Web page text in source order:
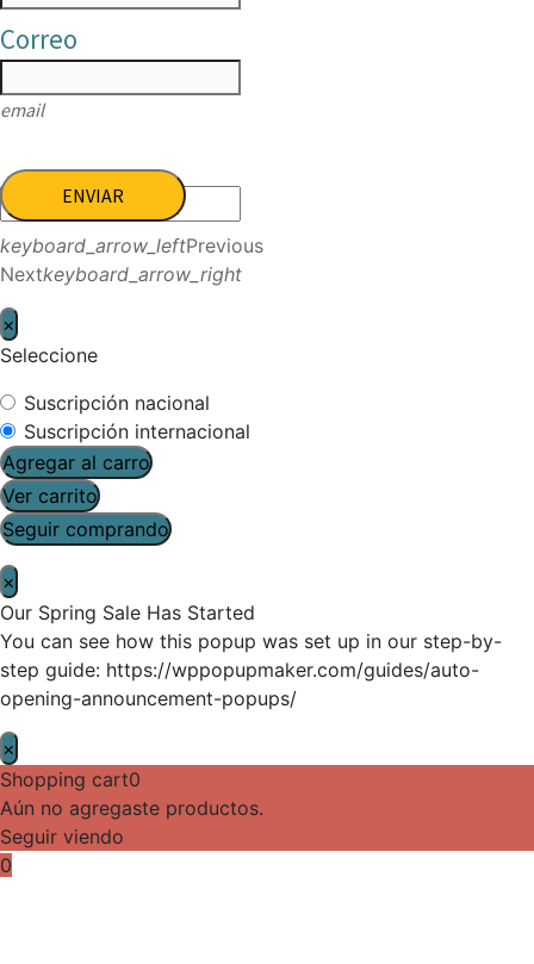
Correo
email
ENVIAR
keyboard_arrow_leftPrevious
Nextkeyboard_arrow_right
×
Seleccione
Suscripción nacional
Suscripción internacional
Agregar al carro
Ver carrito
Seguir comprando
×
Our Spring Sale Has Started
You can see how this popup was set up in our step-by-
step guide: https://wppopupmaker.com/guides/auto-
opening-announcement-popups/
×
Shopping cart0
Aún no agregaste productos.
Seguir viendo
0